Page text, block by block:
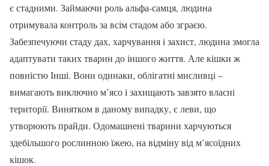
є стадними. Займаючи роль альфа-самця, людина
отримувала контроль за всім стадом або зграєю.
Забезпечуючи стаду дах, харчування і захист, людина змогла
адаптувати таких тварин до іншого життя. Але кішки ж
повністю Інші. Вони одинаки, облігатні мисливці –
вимагають виключно м’ясо і захищають завзято власні
території. Винятком в даному випадку, є леви, що
утворюють прайди. Одомашнені тварини харчуються
здебільшого рослинною їжею, на відміну від м’ясоїдних
кішок.